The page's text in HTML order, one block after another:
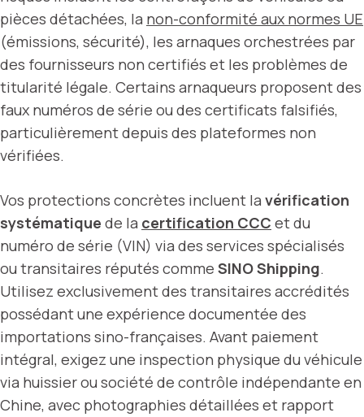
pièces détachées, la non-conformité aux normes UE
(émissions, sécurité), les arnaques orchestrées par
des fournisseurs non certifiés et les problèmes de
titularité légale. Certains arnaqueurs proposent des
faux numéros de série ou des certificats falsifiés,
particulièrement depuis des plateformes non
vérifiées.
Vos protections concrètes incluent la vérification
systématique de la certification CCC et du
numéro de série (VIN) via des services spécialisés
ou transitaires réputés comme SINO Shipping.
Utilisez exclusivement des transitaires accrédités
possédant une expérience documentée des
importations sino-françaises. Avant paiement
intégral, exigez une inspection physique du véhicule
via huissier ou société de contrôle indépendante en
Chine, avec photographies détaillées et rapport